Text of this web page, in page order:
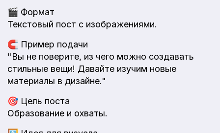
🎬 Формат
Текстовый пост с изображениями.
🧲 Пример подачи
"Вы не поверите, из чего можно создавать
стильные вещи! Давайте изучим новые
материалы в дизайне."
🎯 Цель поста
Образование и охваты.